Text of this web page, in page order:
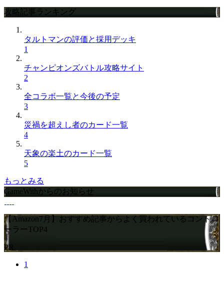
攻略記事ランキング
タルトマンの評価と採用デッキ
1
チャンピオンズバトル攻略サイト
2
全コラボ一覧と今後の予定
3
災禍を超えし者のカード一覧
4
天象の楽土のカード一覧
5
もっとみる
GameWithからのお知らせ
【Amazon7月】おすすめ記事からよく買われているコントロ
ーラーTOP4
PR
1